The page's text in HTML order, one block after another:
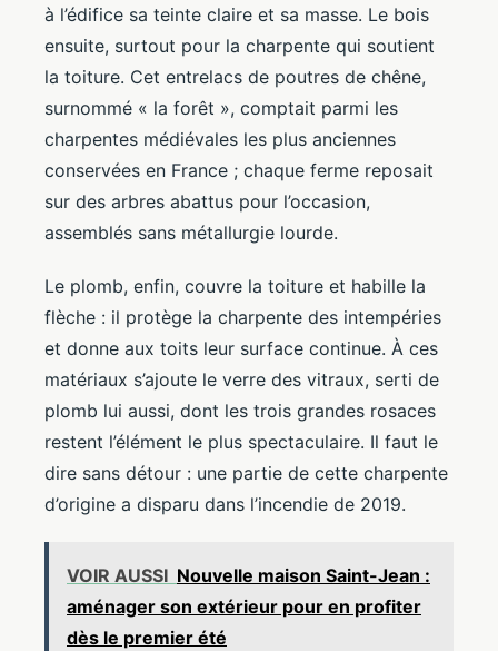
à l’édifice sa teinte claire et sa masse. Le bois
ensuite, surtout pour la charpente qui soutient
la toiture. Cet entrelacs de poutres de chêne,
surnommé « la forêt », comptait parmi les
charpentes médiévales les plus anciennes
conservées en France ; chaque ferme reposait
sur des arbres abattus pour l’occasion,
assemblés sans métallurgie lourde.
Le plomb, enfin, couvre la toiture et habille la
flèche : il protège la charpente des intempéries
et donne aux toits leur surface continue. À ces
matériaux s’ajoute le verre des vitraux, serti de
plomb lui aussi, dont les trois grandes rosaces
restent l’élément le plus spectaculaire. Il faut le
dire sans détour : une partie de cette charpente
d’origine a disparu dans l’incendie de 2019.
VOIR AUSSI Nouvelle maison Saint-Jean :
aménager son extérieur pour en profiter
dès le premier été